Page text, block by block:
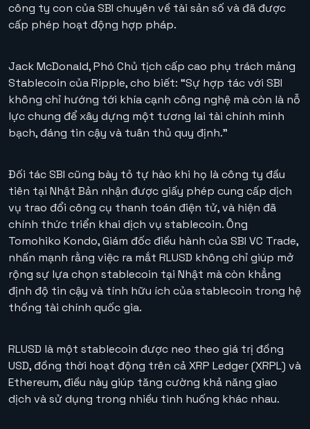
công ty con của SBI chuyên về tài sản số và đã được
cấp phép hoạt động hợp pháp.
Jack McDonald, Phó Chủ tịch cấp cao phụ trách mảng
Stablecoin của Ripple, cho biết: “Sự hợp tác với SBI
không chỉ hướng tới khía cạnh công nghệ mà còn là nỗ
lực chung để xây dựng một tương lai tài chính minh
bạch, đáng tin cậy và tuân thủ quy định.”
Đối tác SBI cũng bày tỏ tự hào khi họ là công ty đầu
tiên tại Nhật Bản nhận được giấy phép cung cấp dịch
vụ trao đổi công cụ thanh toán điện tử, và hiện đã
chính thức triển khai dịch vụ stablecoin. Ông
Tomohiko Kondo, Giám đốc điều hành của SBI VC Trade,
nhấn mạnh rằng việc ra mắt RLUSD không chỉ giúp mở
rộng sự lựa chọn stablecoin tại Nhật mà còn khẳng
định độ tin cậy và tính hữu ích của stablecoin trong hệ
thống tài chính quốc gia.
RLUSD là một stablecoin được neo theo giá trị đồng
USD, đồng thời hoạt động trên cả XRP Ledger (XRPL) và
Ethereum, điều này giúp tăng cường khả năng giao
dịch và sử dụng trong nhiều tình huống khác nhau.